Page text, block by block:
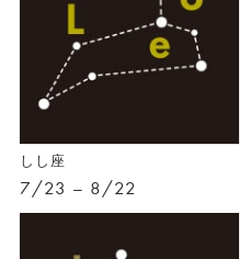
しし座
7/23 – 8/22